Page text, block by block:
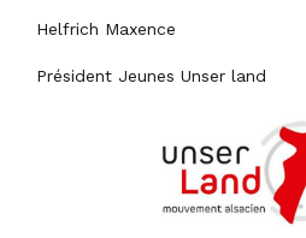
Helfrich Maxence
Président Jeunes Unser land